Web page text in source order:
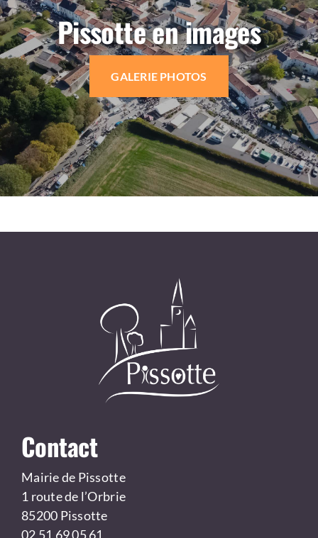
Pissotte en images
GALERIE PHOTOS
Contact
Mairie de Pissotte
1 route de l’Orbrie
85200 Pissotte
02 51 69 05 61